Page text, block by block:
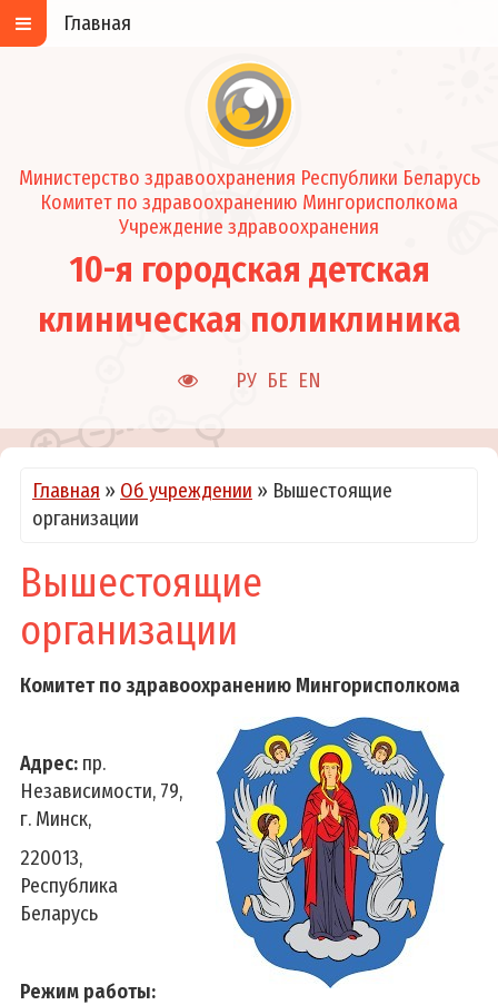
Министерство здравоохранения Республики Беларусь
Комитет по здравоохранению Мингорисполкома
Учреждение здравоохранения
10-я городская детская
клиническая поликлиника
РУ БЕ EN
Главная
Главная » Об учреждении » Вышестоящие
организации
Вышестоящие
организации
Комитет по здравоохранению Мингорисполкома
Адрес: пр.
Независимости, 79,
г. Минск,
220013,
Республика
Беларусь
Режим работы: